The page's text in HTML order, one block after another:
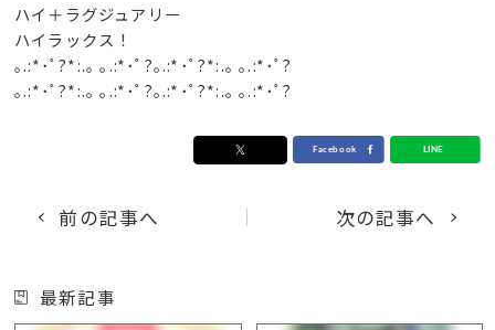
ハイ＋ラグジュアリー
ハイラックス！
｡.:*･ﾟ?*:.｡ ｡.:*･ﾟ?｡.:*･ﾟ?*:.｡ ｡.:*･ﾟ?
｡.:*･ﾟ?*:.｡ ｡.:*･ﾟ?｡.:*･ﾟ?*:.｡ ｡.:*･ﾟ?
前の記事へ 次の記事へ
最新記事